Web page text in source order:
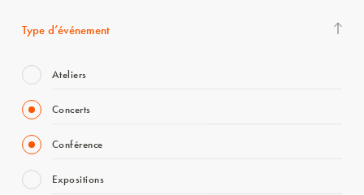
Type d’événement
Ateliers
Concerts
Conférence
Expositions